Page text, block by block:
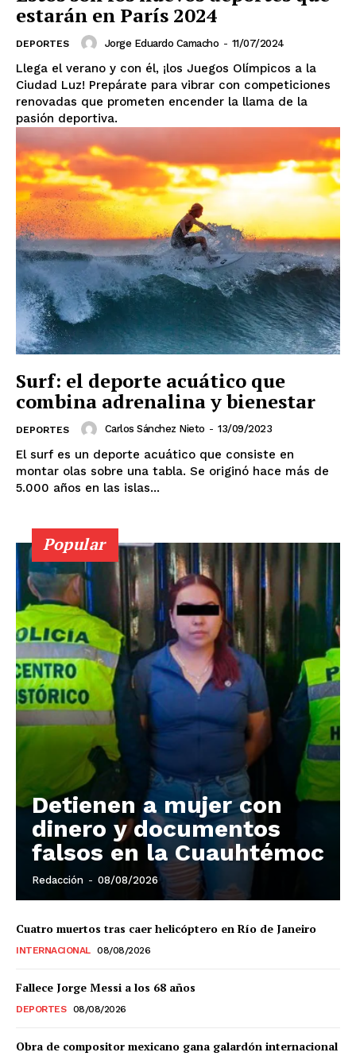
El Suplemento
SUSCRIBIRSE
Estados
Aguascalientes
Baja California Sur Campeche
Chiapas
Chihuahua
Ciudad de México Coahuila
Colima Durango
Estado de México
Guanajuato
Guerrero
Tlaxcala Tamaulipas
Sinaloa
San Luis Potosí Quintana Roo
Querétaro Puebla Oaxaca
Nuevo León
Nayarit
Morelos
estarán en París 2024
DEPORTES Jorge Eduardo Camacho - 11/07/2024
Llega el verano y con él, ¡los Juegos Olímpicos a la
Ciudad Luz! Prepárate para vibrar con competiciones
renovadas que prometen encender la llama de la
pasión deportiva.
Surf: el deporte acuático que
combina adrenalina y bienestar
DEPORTES Carlos Sánchez Nieto - 13/09/2023
El surf es un deporte acuático que consiste en
montar olas sobre una tabla. Se originó hace más de
5.000 años en las islas...
Popular
Detienen a mujer con
dinero y documentos
falsos en la Cuauhtémoc
Redacción - 08/08/2026
Cuatro muertos tras caer helicóptero en Río de Janeiro
INTERNACIONAL 08/08/2026
Fallece Jorge Messi a los 68 años
DEPORTES 08/08/2026
Obra de compositor mexicano gana galardón internacional